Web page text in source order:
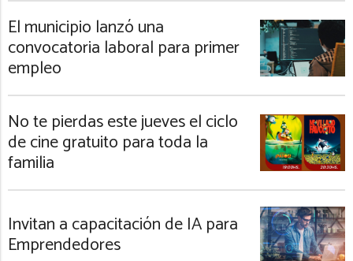
El municipio lanzó una
convocatoria laboral para primer
empleo
No te pierdas este jueves el ciclo
de cine gratuito para toda la
familia
Invitan a capacitación de IA para
Emprendedores